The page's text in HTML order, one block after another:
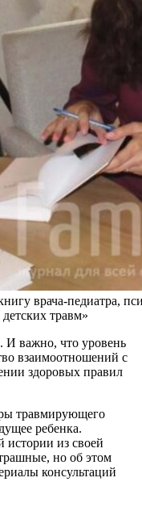
врача-педиатра,
травм»
И важно, что уровень
взаимоотношений с
здоровых правил
травмирующего
ребенка.
из своей
но об этом
консультаций